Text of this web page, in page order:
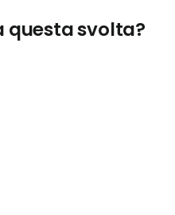
questa svolta?